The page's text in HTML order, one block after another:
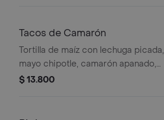
Tacos de Camarón
Tortilla de maíz con lechuga picada,
mayo chipotle, camarón apanado,
pico de gallo con tomate, cebolla y
$ 13.800